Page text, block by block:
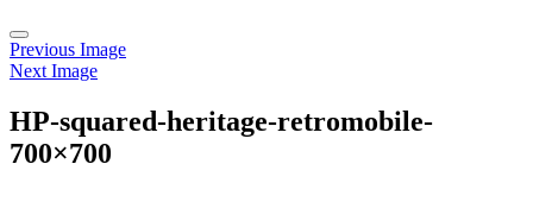
Previous Image
Next Image
HP-squared-heritage-retromobile-
700×700